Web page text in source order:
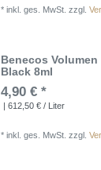
*inkl. ges. MwSt. zzgl.
Benecos Volumen
Black 8ml
4,90 € *
| 612,50 € / Liter
*inkl. ges. MwSt. zzgl.